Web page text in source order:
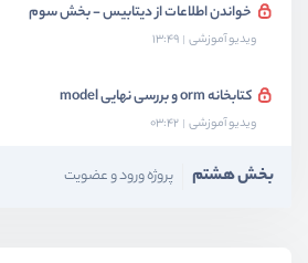
خواندن اطلاعات از دیتابیس - بخش سوم
ویدیو آموزشی 13:49
کتابخانه‌ orm و بررسی نهایی model
ویدیو آموزشی 03:42
بخش هشتم پروژه ورود و عضویت